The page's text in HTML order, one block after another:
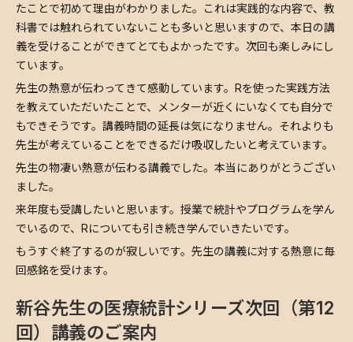
たことで初めて理由がわかりました。これは実践的な内容で、教
科書では触れられていないことも多いと思いますので、本日の講
義を受けることができてとてもよかったです。次回も楽しみにし
ています。
先生の熱意が伝わってきて感動しています。Rを使った実践方法
を教えていただいたことで、メンターが近くにいなくても自分で
もできそうです。講義時間の延長は気になりません。それよりも
先生が考えていることをできるだけ吸収したいと考えています。
先生の物凄い熱意が伝わる講義でした。本当にありがとうござい
ました。
来年度も受講したいと思います。授業で統計やプログラムを学ん
でいるので、Rについても引き続き学んでいきたいです。
もうすぐ終了するのが寂しいです。先生の講義に対する熱意に毎
回感銘を受けます。
新谷先生の医療統計シリーズ次回（第12
回）講義のご案内